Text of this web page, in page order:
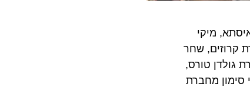
מיקי
שחר
טורס,
מחברת